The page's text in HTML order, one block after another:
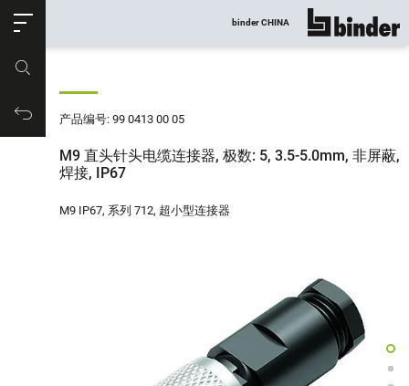
购物车
binder CHINA 显示所有
产品编号: 99 0413 00 05
M9 直头针头电缆连接器, 极数: 5, 3.5-5.0mm, 非屏蔽,
焊接, IP67
M9 IP67, 系列 712, 超小型连接器